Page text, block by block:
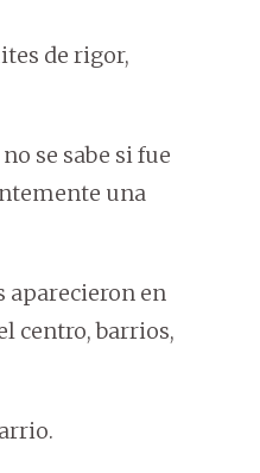
de rigor,
se sabe si fue
una
aparecieron en
centro, barrios,